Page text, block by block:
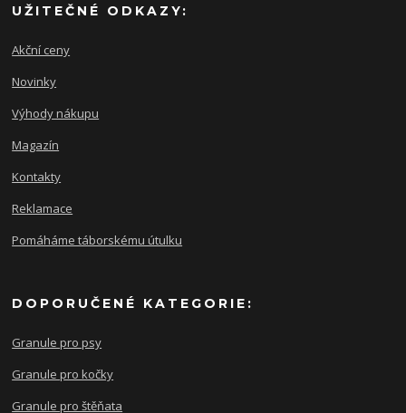
UŽITEČNÉ ODKAZY:
Akční ceny
Novinky
Výhody nákupu
Magazín
Kontakty
Reklamace
Pomáháme táborskému útulku
DOPORUČENÉ KATEGORIE:
Granule pro psy
Granule pro kočky
Granule pro štěňata